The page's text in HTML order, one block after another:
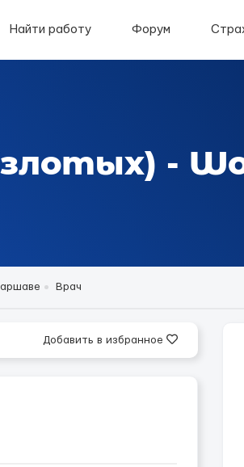
Найти работу Форум
-
Врач
Добавить в избранное